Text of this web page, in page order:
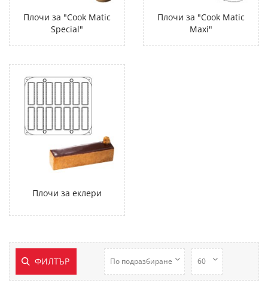
Плочи за "Cook Matic
Special"
Плочи за "Cook Matic
Maxi"
Плочи за еклери
ФИЛТЪР